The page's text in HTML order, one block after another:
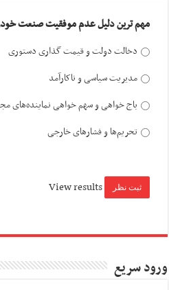
مهم ترین دلیل عدم موفقیت صنعت
دخالت دولت و قیمت گذاری دستوری
مدیریت سیاسی و ناکارآمد
باج خواهی و سهم خواهی نماینده‌های
تحریم‌ها و فشارهای خارجی
View results
ورود سریع